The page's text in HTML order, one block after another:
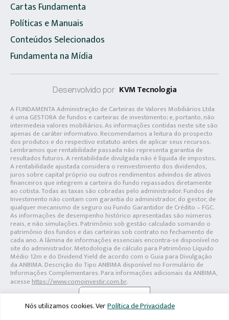
Nós utilizamos cookies. VerPolítica de Privacidade
Cartas Fundamenta
Políticas e Manuais
Conteúdos Selecionados
Fundamenta na Mídia
Desenvolvido por KVM Tecnologia
A FUNDAMENTA Administração de Carteiras de Valores Mobiliários Ltda
é uma GESTORA de fundos e carteiras de investimento; e, portanto, não
intermedeia valores mobiliários. As informações contidas neste site são
apenas de caráter informativo. Recomendamos a leitura do prospecto
dos produtos e do respectivo estatuto antes de aplicar seus recursos.
Lembramos que rentabilidade passada não representa garantia de
resultados futuros. A rentabilidade divulgada não é líquida de impostos.
A rentabilidade ajustada considera o reinvestimento dos dividendos,
juros sobre capital próprio ou outros rendimentos advindos de ativos
financeiros que integrem a carteira do fundo repassados diretamente
ao cotista. Todas as taxas são cobradas pelo administrador. Fundos de
Investimento não contam com garantia do administrador, do gestor, de
qualquer mecanismo de seguro ou Fundo Garantidor de Crédito – FGC.
As informações de desempenho histórico apresentadas são números
reais, e não simulações. Patrimônio sob gestão calculado somando o
patrimônio dos fundos e das carteiras sob contrato no fechamento de
cada ano. A lâmina de informações essenciais encontra-se disponível no
site do administrador. Metodologia de cálculo para Patrimônio Líquido
Médio 12m e do Dividend Yield de acordo com o Guia para Divulgação
da ANBIMA. Descrição do Tipo ANBIMA disponível no Formulário de
Informações Complementares. Para informações adicionais da ANBIMA,
acessehttps://www.comoinvestir.com.br.